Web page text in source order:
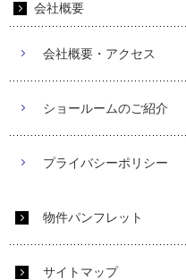
会社概要
会社概要・アクセス
ショールームのご紹介
プライバシーポリシー
物件パンフレット
サイトマップ